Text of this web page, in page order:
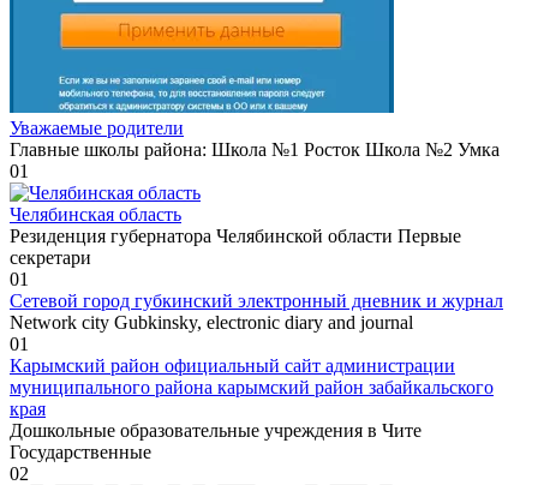
Уважаемые родители
Главные школы района: Школа №1 Росток Школа №2 Умка
01
Челябинская область
Резиденция губернатора Челябинской области Первые
секретари
01
Сетевой город губкинский электронный дневник и журнал
Network city Gubkinsky, electronic diary and journal
01
Карымский район официальный сайт администрации
муниципального района карымский район забайкальского
края
Дошкольные образовательные учреждения в Чите
Государственные
02